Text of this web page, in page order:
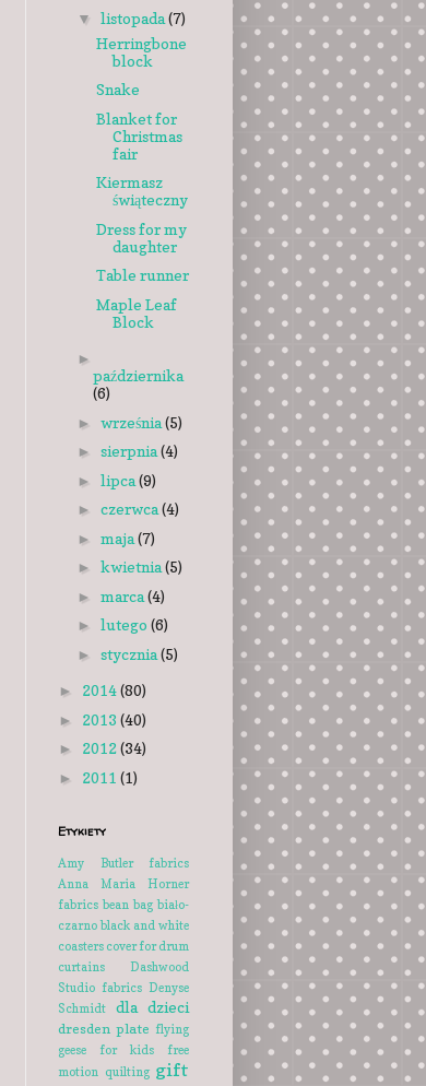
▼ listopada(7)
Herringbone
block
Snake
Blanket for
Christmas
fair
Kiermasz
świąteczny
Dress for my
daughter
Table runner
Maple Leaf
Block
►
października
(6)
► września(5)
► sierpnia(4)
► lipca(9)
► czerwca(4)
► maja(7)
► kwietnia(5)
► marca(4)
► lutego (6)
► stycznia(5)
► 2014(80)
► 2013 (40)
► 2012(34)
► 2011 (1)
Etykiety
Amy Butler fabrics
Anna Maria Horner
fabrics bean bag biało-
czarno black and white
coasters cover for drum
curtains
Dashwood
Studio fabrics Denyse
Schmidt
dla dzieci
dresden plate flying
geese
for kids
free
motion quilting gift